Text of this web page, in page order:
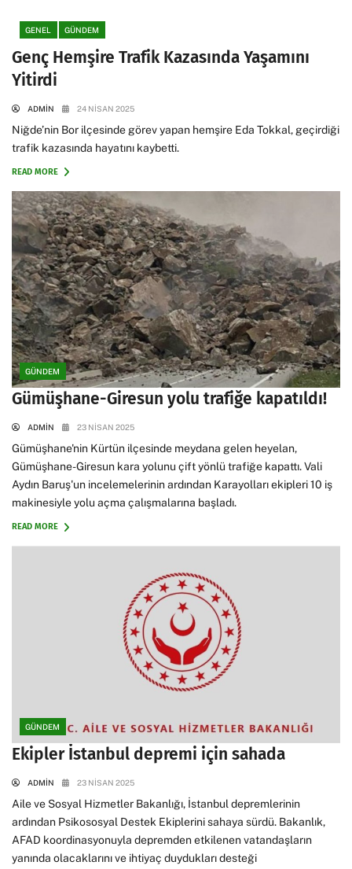
GENEL GÜNDEM
Genç Hemşire Trafik Kazasında Yaşamını
Yitirdi
ADMIN 24 NISAN 2025
Niğde’nin Bor ilçesinde görev yapan hemşire Eda Tokkal, geçirdiği
trafik kazasında hayatını kaybetti.
READ MORE
GÜNDEM
Gümüşhane-Giresun yolu trafiğe kapatıldı!
ADMIN 23 NISAN 2025
Gümüşhane'nin Kürtün ilçesinde meydana gelen heyelan,
Gümüşhane-Giresun kara yolunu çift yönlü trafiğe kapattı. Vali
Aydın Baruş'un incelemelerinin ardından Karayolları ekipleri 10 iş
makinesiyle yolu açma çalışmalarına başladı.
READ MORE
GÜNDEM
Ekipler İstanbul depremi için sahada
ADMIN 23 NISAN 2025
Aile ve Sosyal Hizmetler Bakanlığı, İstanbul depremlerinin
ardından Psikososyal Destek Ekiplerini sahaya sürdü. Bakanlık,
AFAD koordinasyonuyla depremden etkilenen vatandaşların
yanında olacaklarını ve ihtiyaç duydukları desteği